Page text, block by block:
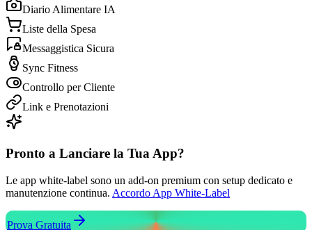
Diario Alimentare IA
Liste della Spesa
Messaggistica Sicura
Sync Fitness
Controllo per Cliente
Link e Prenotazioni
Pronto a Lanciare la Tua App?
Le app white-label sono un add-on premium con setup dedicato e
manutenzione continua. Accordo App White-Label
Prova Gratuita